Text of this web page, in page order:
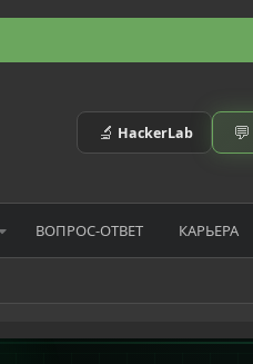
🔬 HackerLab 💬
ВОПРОС-ОТВЕТ КАРЬЕРА